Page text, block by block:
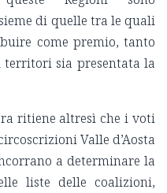
di quelle tra le quali
come premio, tanto
sia presentata la
ritiene altresì che i voti
Valle d’Aosta
a determinare la
liste delle coalizioni,